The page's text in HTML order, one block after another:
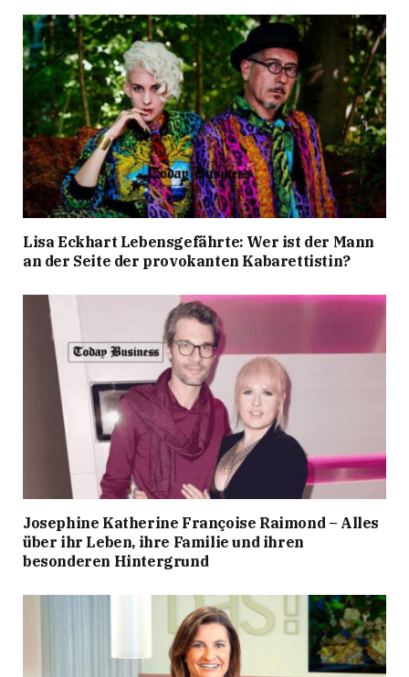
Lisa Eckhart Lebensgefährte: Wer ist der Mann
an der Seite der provokanten Kabarettistin?
Josephine Katherine Françoise Raimond – Alles
über ihr Leben, ihre Familie und ihren
besonderen Hintergrund